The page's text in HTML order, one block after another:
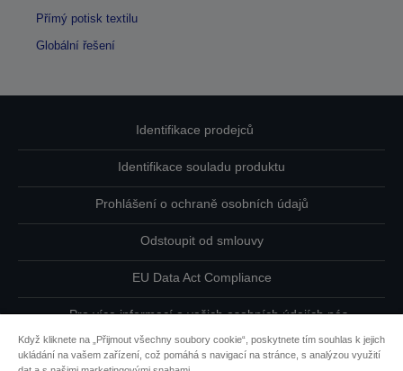
Přímý potisk textilu
Globální řešení
Identifikace prodejců
Identifikace souladu produktu
Prohlášení o ochraně osobních údajů
Odstoupit od smlouvy
EU Data Act Compliance
Pro více informací o vašich osobních údajích nás
Když kliknete na „Přijmout všechny soubory cookie“, poskytnete tím souhlas k jejich
ukládání na vašem zařízení, což pomáhá s navigací na stránce, s analýzou využití